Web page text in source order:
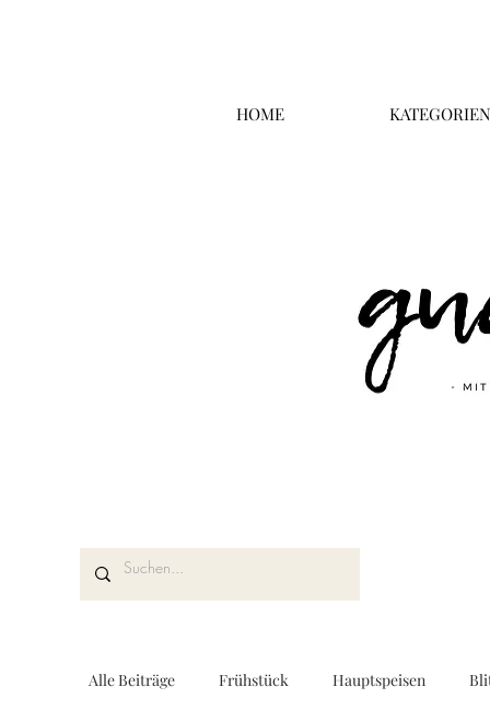
HOME KATEGORIEN
Alle Beiträge Frühstück Hauptspeisen